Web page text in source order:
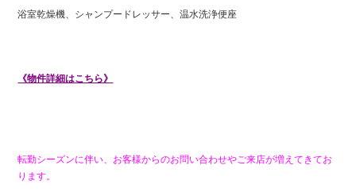
浴室乾燥機、シャンプードレッサー、温水洗浄便座
《物件詳細はこちら》
転勤シーズンに伴い、お客様からのお問い合わせやご来店が増えてきてお
ります。